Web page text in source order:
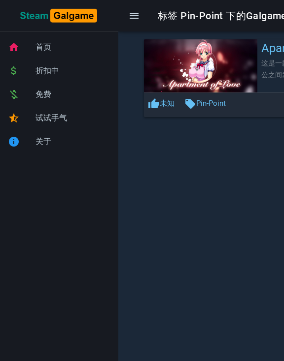
menu 标签 Pin-Point 下的
home 首页
attach_money 折扣中
money_off 免费
star_half 试试手气
info 关于
这是一
公之间
thumb_up未知 local_offerPin-Point